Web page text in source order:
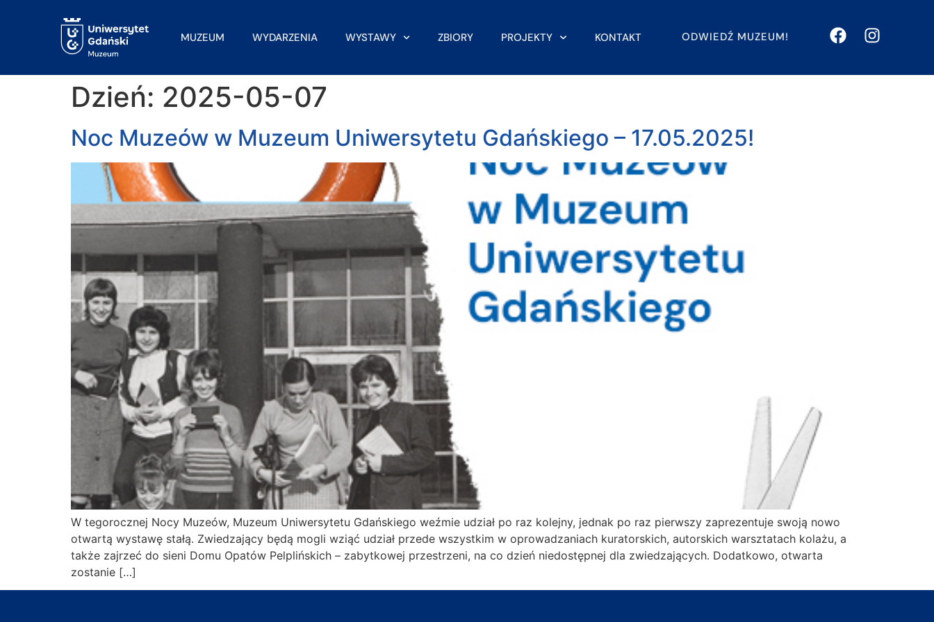
MUZEUM WYDARZENIA WYSTAWY ZBIORY PROJEKTY KONTAKT ODWIEDŹ MUZEUM!
Dzień: 2025-05-07
Noc Muzeów w Muzeum Uniwersytetu Gdańskiego – 17.05.2025!
W tegorocznej Nocy Muzeów, Muzeum Uniwersytetu Gdańskiego weźmie udział po raz kolejny, jednak po raz pierwszy zaprezentuje swoją nowo
otwartą wystawę stałą. Zwiedzający będą mogli wziąć udział przede wszystkim w oprowadzaniach kuratorskich, autorskich warsztatach kolażu, a
także zajrzeć do sieni Domu Opatów Pelplińskich – zabytkowej przestrzeni, na co dzień niedostępnej dla zwiedzających. Dodatkowo, otwarta
zostanie […]